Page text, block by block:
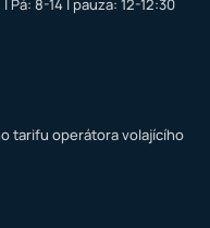
Pá: 8-14 I pauza: 12-12:30
tarifu operátora volajícího